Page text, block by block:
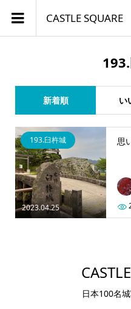
CASTLE SQUARE
新着順 い
2023.04.25
193.臼杵城 思
日本100名